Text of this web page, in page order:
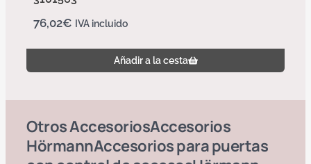
76,02€ IVA incluido
Añadir a la cesta
OtrosAccesoriosAccesorios
HörmannAccesorios para puertas